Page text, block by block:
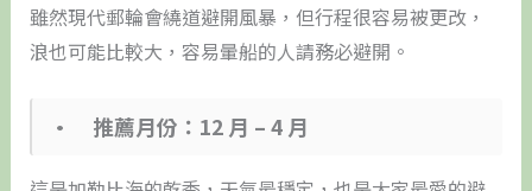
雖然現代郵輪會繞道避開風暴，但行程很容易被更改，
浪也可能比較大，容易暈船的人請務必避開。
• 推薦月份：12 月 – 4 月